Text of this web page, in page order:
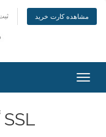
مشاهده کارت خرید
تغییر
گواهینامه های SSL